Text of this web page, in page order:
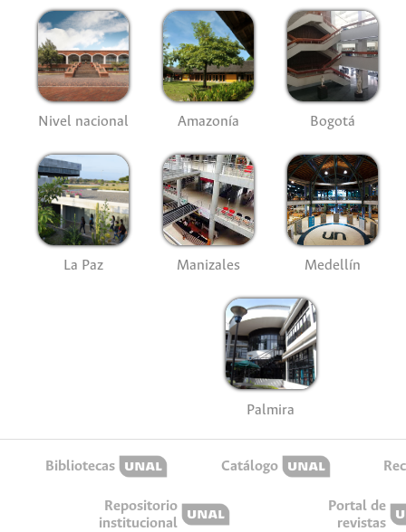
Nivel nacional Amazonía Bogotá
La Paz Manizales Medellín
Palmira
Bibliotecas Catálogo
Repositorio
institucional
Portal de
revistas